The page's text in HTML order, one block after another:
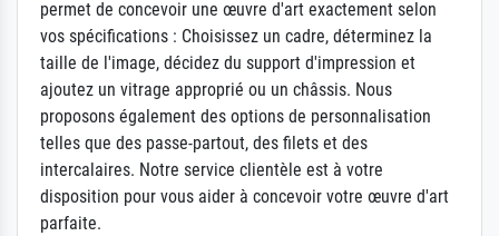
permet de concevoir une œuvre d'art exactement selon
vos spécifications : Choisissez un cadre, déterminez la
taille de l'image, décidez du support d'impression et
ajoutez un vitrage approprié ou un châssis. Nous
proposons également des options de personnalisation
telles que des passe-partout, des filets et des
intercalaires. Notre service clientèle est à votre
disposition pour vous aider à concevoir votre œuvre d'art
parfaite.